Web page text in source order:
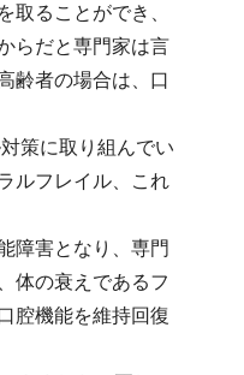
取ることができ、
らだと専門家は言
齢者の場合は、口
策に取り組んでい
ルフレイル、これ
障害となり、専門
体の衰えであるフ
腔機能を維持回復